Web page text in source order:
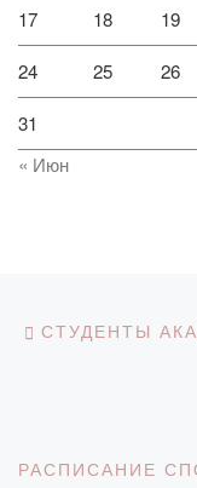
17 18 19
24 25 26
31
« Июн